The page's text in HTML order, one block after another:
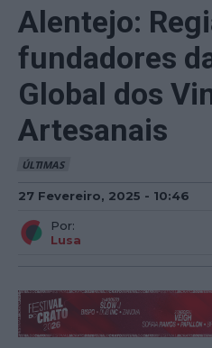
Alentejo:
fundadores
Global dos
Artesanais
ÚLTIMAS
27 Fevereiro, 2025 - 10:46
Por:
Lusa